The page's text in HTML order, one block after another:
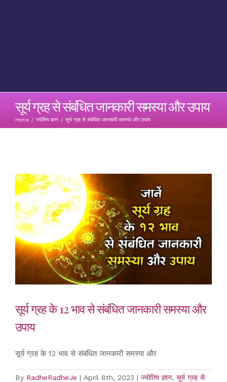
सूर्य ग्रह से संबंधित जानकारी समस्या और उपाय
Home / ज्योतिष ज्ञान / सूर्य ग्रह से संबंधित जानकारी समस्या और उपाय
सूर्य ग्रह के 12 भाव से संबंधित जानकारी समस्या और
उपाय
सूर्य ग्रह के 12 भाव से संबंधित जानकारी समस्या और
By RadheRadheJe | April 8th, 2023 | ज्योतिष ज्ञान, सूर्य ग्रह से